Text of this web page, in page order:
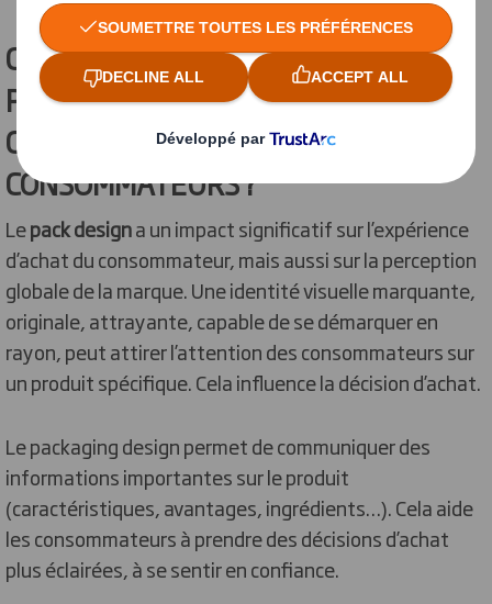
COMMENT LE PACKAGING DESIGN
PEUT-IL INFLUENCER LE
COMPORTEMENT D’ACHAT DES
CONSOMMATEURS ?
Lepack designa un impact significatif sur l’expérience
d’achat du consommateur, mais aussi sur la perception
globale de la marque. Une identité visuelle marquante,
originale, attrayante, capable de se démarquer en
rayon, peut attirer l’attention des consommateurs sur
un produit spécifique. Cela influence la décision d’achat.
Le packaging design permet de communiquer des
informations importantes sur le produit
(caractéristiques, avantages, ingrédients…). Cela aide
les consommateurs à prendre des décisions d’achat
plus éclairées, à se sentir en confiance.